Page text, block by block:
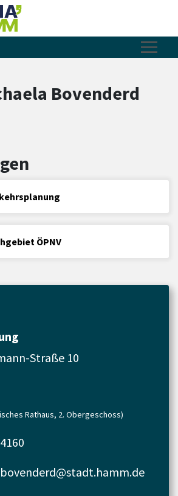
Bovenderd
ÖPNV
Straße 10
Rathaus, 2. Obergeschoss)